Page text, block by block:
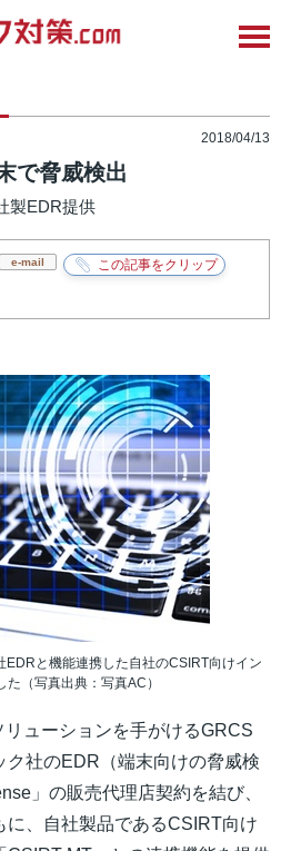
2018/04/13
で脅威検出
製EDR提供
e-mail
と機能連携した自社のCSIRT向けイン
（写真出典：写真AC）
リューションを手がけるGRCS
ク社のEDR（端末向けの脅威検
」の販売代理店契約を結び、
、自社製品であるCSIRT向け